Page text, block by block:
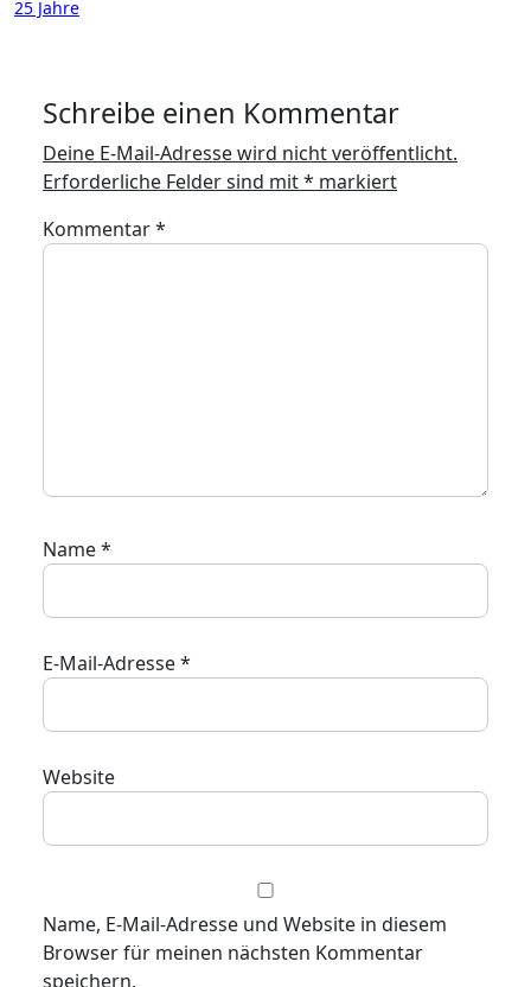
25 Jahre
Schreibe einen Kommentar
Deine E-Mail-Adresse wird nicht veröffentlicht.
Erforderliche Felder sind mit* markiert
Kommentar*
Name*
E-Mail-Adresse*
Website
Name, E-Mail-Adresse und Website in diesem
Browser für meinen nächsten Kommentar
speichern.